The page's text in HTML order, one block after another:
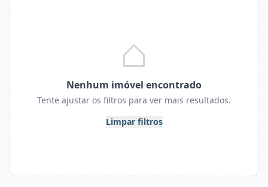
Nenhum imóvel encontrado
Tente ajustar os filtros para ver mais resultados.
Limpar filtros